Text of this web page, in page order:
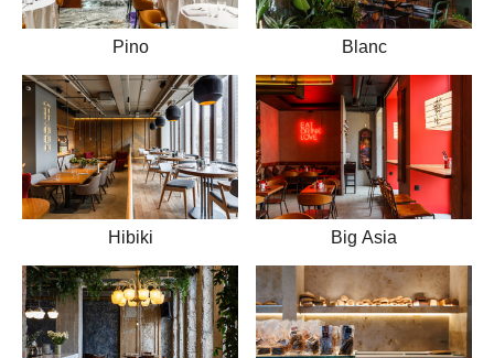
Pino Blanc
Hibiki Big Asia